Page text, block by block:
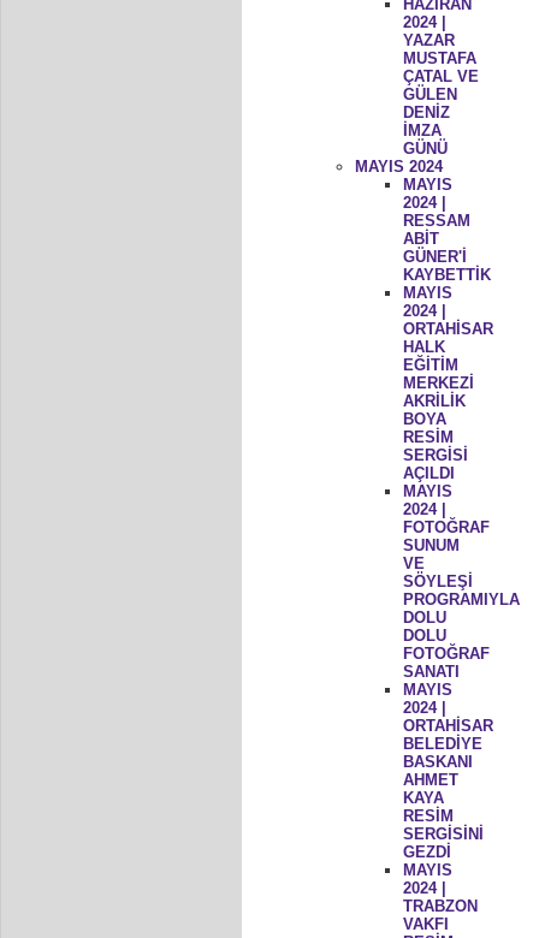
HAZİRAN
2024 |
YAZAR
MUSTAFA
ÇATAL VE
GÜLEN
DENİZ
İMZA
GÜNÜ
MAYIS 2024
MAYIS
2024 |
RESSAM
ABİT
GÜNER'İ
KAYBETTİK
MAYIS
2024 |
ORTAHİSAR
HALK
EĞİTİM
MERKEZİ
AKRİLİK
BOYA
RESİM
SERGİSİ
AÇILDI
MAYIS
2024 |
FOTOĞRAF
SUNUM
VE
SÖYLEŞİ
PROGRAMIYLA
DOLU
DOLU
FOTOĞRAF
SANATI
MAYIS
2024 |
ORTAHİSAR
BELEDİYE
BASKANI
AHMET
KAYA
RESİM
SERGİSİNİ
GEZDİ
MAYIS
2024 |
TRABZON
VAKFI